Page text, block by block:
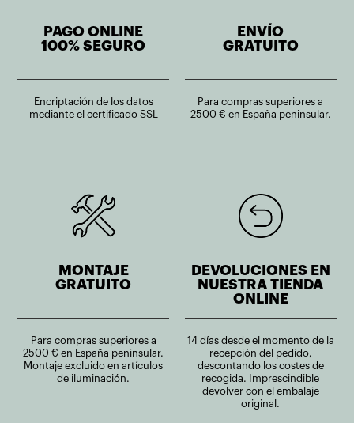
PAGO ONLINE
100% SEGURO
Encriptación de los datos
mediante el certificado SSL
ENVÍO
GRATUITO
Para compras superiores a
2500 € en España peninsular.
MONTAJE
GRATUITO
Para compras superiores a
2500 € en España peninsular.
Montaje excluido en artículos
de iluminación.
DEVOLUCIONES EN
NUESTRA TIENDA
ONLINE
14 días desde el momento de la
recepción del pedido,
descontando los costes de
recogida. Imprescindible
devolver con el embalaje
original.